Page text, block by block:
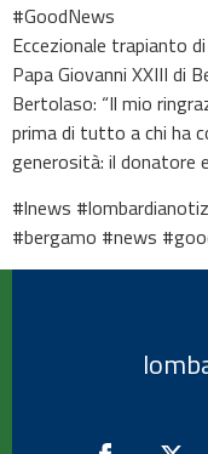
#GoodNews
Eccezionale trapianto
Papa Giovanni XXIII di
Bertolaso: “Il mio
prima di tutto a chi ha
generosità: il donatore
#lnews
#bergamo #news